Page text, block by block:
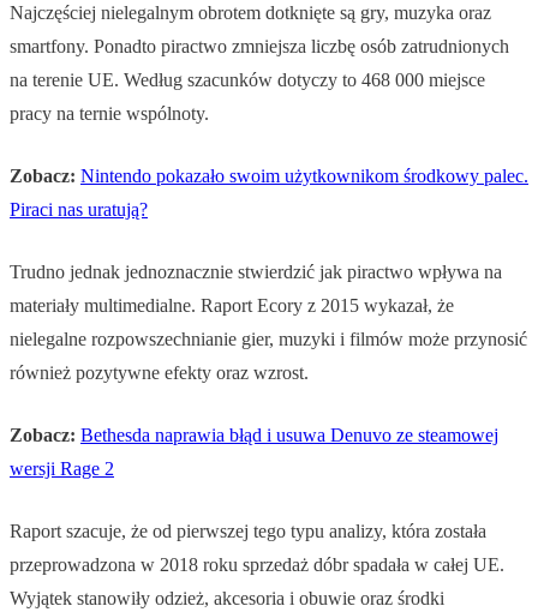
Najczęściej nielegalnym obrotem dotknięte są gry, muzyka oraz
smartfony. Ponadto piractwo zmniejsza liczbę osób zatrudnionych
na terenie UE. Według szacunków dotyczy to 468 000 miejsce
pracy na ternie wspólnoty.
Zobacz: Nintendo pokazało swoim użytkownikom środkowy palec.
Piraci nas uratują?
Trudno jednak jednoznacznie stwierdzić jak piractwo wpływa na
materiały multimedialne. Raport Ecory z 2015 wykazał, że
nielegalne rozpowszechnianie gier, muzyki i filmów może przynosić
również pozytywne efekty oraz wzrost.
Zobacz: Bethesda naprawia błąd i usuwa Denuvo ze steamowej
wersji Rage 2
Raport szacuje, że od pierwszej tego typu analizy, która została
przeprowadzona w 2018 roku sprzedaż dóbr spadała w całej UE.
Wyjątek stanowiły odzież, akcesoria i obuwie oraz środki